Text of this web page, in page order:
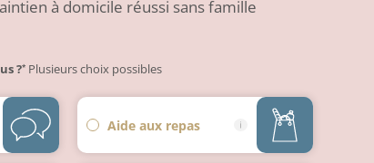
à domicile réussi sans famille
?* Plusieurs choix possibles
Aide aux repas